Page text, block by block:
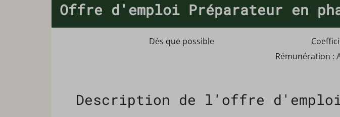
Offre d'emploi Préparateur en
Dès que possible
Rémunération :
Description de l'offre